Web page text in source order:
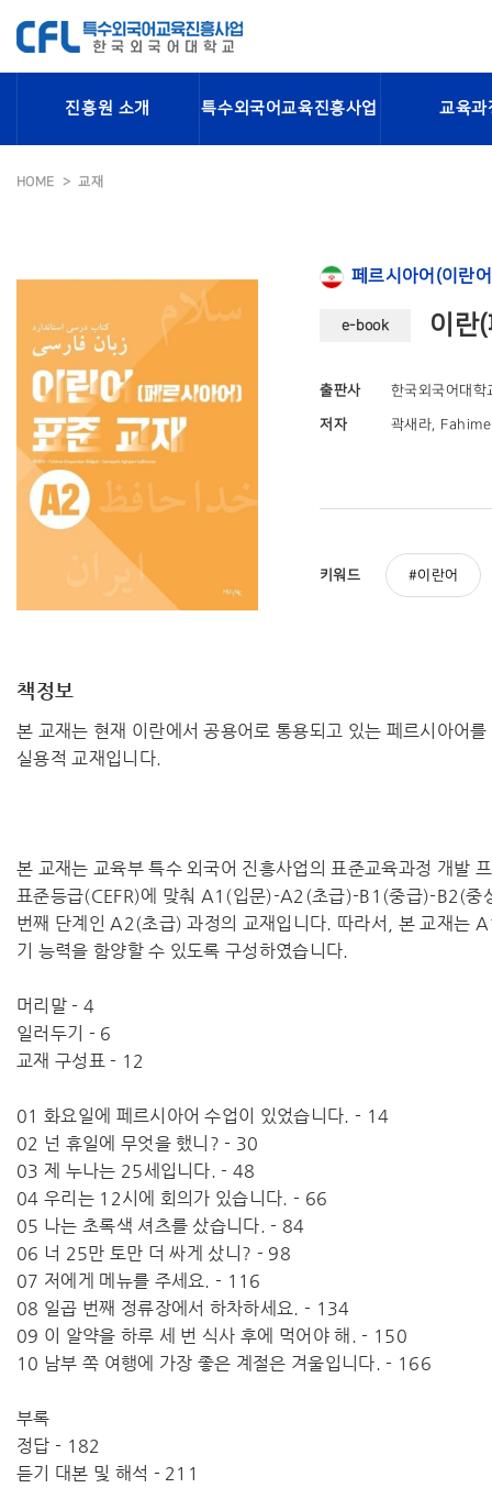
진흥원 소개 특수외국어교육진흥사업 교육과
HOME 교재
페르시아어(이란
e-book 이란
출판사 한국외국어대학
저자 곽새라,
키워드 이란어
책정보
본 교재는 현재 이란에서 공용어로 통용되고 있는 페르시아어
실용적 교재입니다.
본 교재는 교육부 특수 외국어 진흥사업의 표준교육과정 개발
표준등급(CEFR)에 맞춰 A1(입문)-A2(초급)-B1(중급)-B2(중
번째 단계인 A2(초급) 과정의 교재입니다. 따라서, 본 교재는
기 능력을 함양할 수 있도록 구성하였습니다.
머리말 - 4
일러두기 - 6
교재 구성표 - 12
01 화요일에 페르시아어 수업이 있었습니다. - 14
02 넌 휴일에 무엇을 했니? - 30
03 제 누나는 25세입니다. - 48
04 우리는 12시에 회의가 있습니다. - 66
05 나는 초록색 셔츠를 샀습니다. - 84
06 너 25만 토만 더 싸게 샀니? - 98
07 저에게 메뉴를 주세요. - 116
08 일곱 번째 정류장에서 하차하세요. - 134
09 이 알약을 하루 세 번 식사 후에 먹어야 해. - 150
10 남부 쪽 여행에 가장 좋은 계절은 겨울입니다. - 166
부록
정답 - 182
듣기 대본 및 해석 - 211